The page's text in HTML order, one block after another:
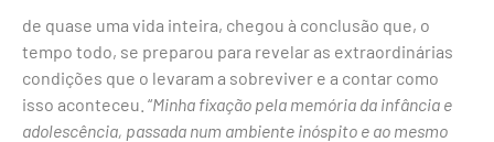
de quase uma vida inteira, chegou à conclusão que, o
tempo todo, se preparou para revelar as extraordinárias
condições que o levaram a sobreviver e a contar como
isso aconteceu. “Minha fixação pela memória da infância e
adolescência, passada num ambiente inóspito e ao mesmo